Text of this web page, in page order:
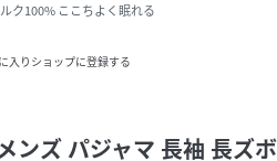
ク100% ここちよく眠れる
入りショップに登録する
ンズ パジャマ 長袖 長ズ